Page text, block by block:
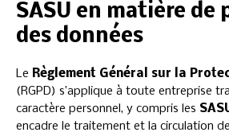
SASU en matière de
des données
Le Règlement Général sur la
(RGPD) s’applique à toute entreprise
caractère personnel, y compris les
encadre le traitement et la circulation